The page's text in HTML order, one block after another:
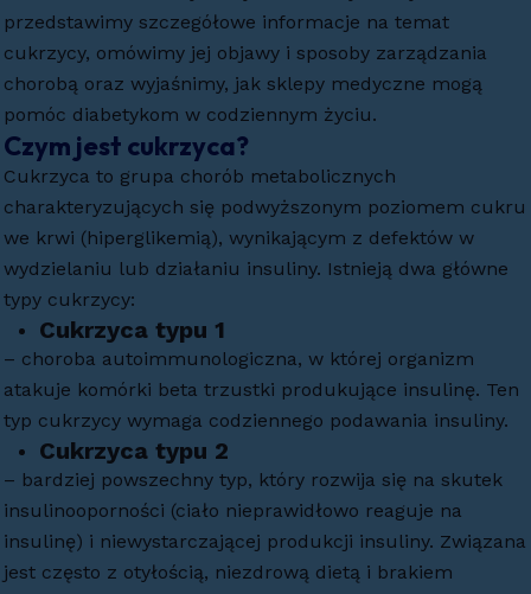
przedstawimy szczegółowe informacje na temat
cukrzycy, omówimy jej objawy i sposoby zarządzania
chorobą oraz wyjaśnimy, jak sklepy medyczne mogą
pomóc diabetykom w codziennym życiu.
Czym jest cukrzyca?
Cukrzyca to grupa chorób metabolicznych
charakteryzujących się podwyższonym poziomem cukru
we krwi (hiperglikemią), wynikającym z defektów w
wydzielaniu lub działaniu insuliny. Istnieją dwa główne
typy cukrzycy:
Cukrzyca typu 1
– choroba autoimmunologiczna, w której organizm
atakuje komórki beta trzustki produkujące insulinę. Ten
typ cukrzycy wymaga codziennego podawania insuliny.
Cukrzyca typu 2
– bardziej powszechny typ, który rozwija się na skutek
insulinooporności (ciało nieprawidłowo reaguje na
insulinę) i niewystarczającej produkcji insuliny. Związana
jest często z otyłością, niezdrową dietą i brakiem